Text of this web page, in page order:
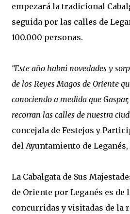
empezará la tradicional
seguida por las calles de
100.000 personas.
“Este año habrá novedades y
de los Reyes Magos de Oriente
conociendo a medida que
recorran las calles de nuestra
concejala de Festejos y
del Ayuntamiento de Leganés,
La Cabalgata de Sus
de Oriente por Leganés es de
concurridas y visitadas de la